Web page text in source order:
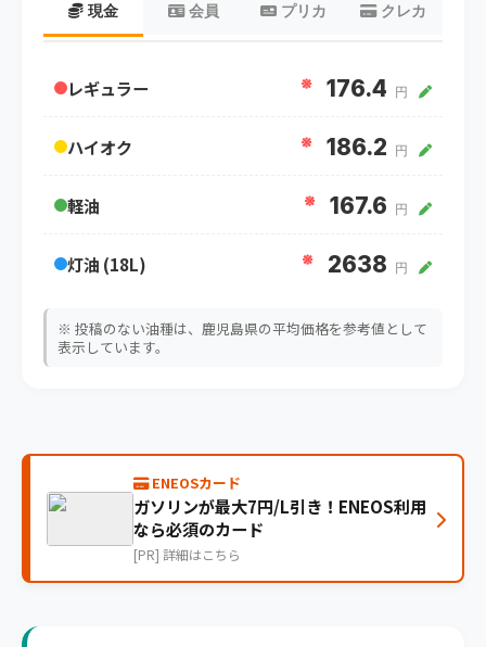
現金 会員 プリカ クレカ
レギュラー ※ 176.4 円
ハイオク ※ 186.2 円
軽油 ※ 167.6 円
灯油 (18L) ※ 2638 円
※ 投稿のない油種は、鹿児島県の平均価格を参考値として
表示しています。
ENEOSカード
ガソリンが最大7円/L引き！ENEOS利用
なら必須のカード
[PR] 詳細はこちら